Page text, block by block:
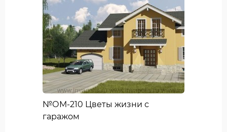
№ОМ-210 Цветы жизни с
гаражом